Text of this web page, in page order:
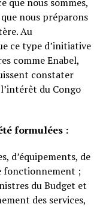
nous préparons
Au
ce type d’initiative
comme Enabel,
constater
du Congo
formulées :
d’équipements, de
fonctionnement ;
du Budget et
des services,